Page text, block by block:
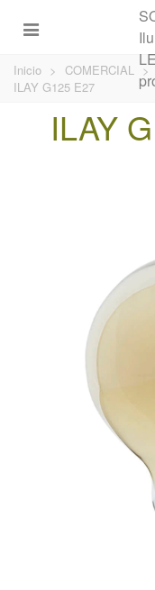
Inicio > COMERCIAL >
ILAY G125 E27
ILAY